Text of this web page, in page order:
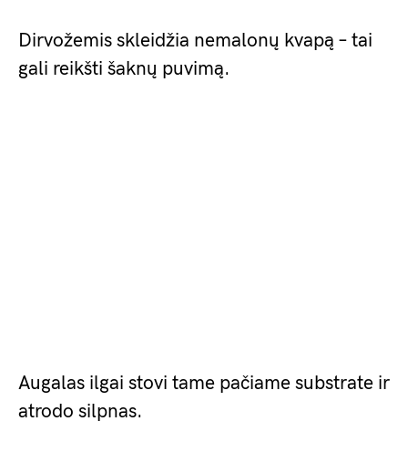
Dirvožemis skleidžia nemalonų kvapą – tai
gali reikšti šaknų puvimą.
Augalas ilgai stovi tame pačiame substrate ir
atrodo silpnas.